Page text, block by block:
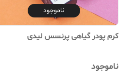
ناموجود
کرم پودر گیاهی پرنسس لیدی
ناموجود